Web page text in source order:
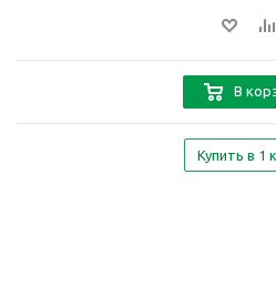
В
Купить в 1